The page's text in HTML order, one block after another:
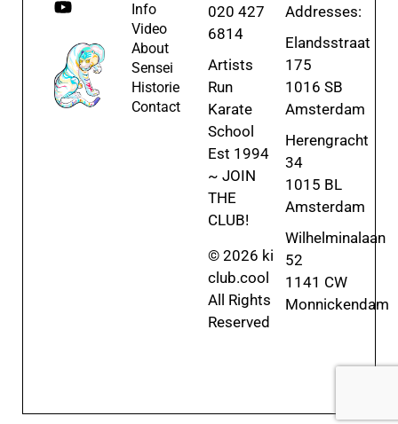
Info
Video
About
Sensei
Historie
Contact
020 427
6814
Artists
Run
Karate
School
Est 1994
~ JOIN
THE
CLUB!
© 2026 ki
club.cool
All Rights
Reserved
Addresses:
Elandsstraat
175
1016 SB
Amsterdam
Herengracht
34
1015 BL
Amsterdam
Wilhelminalaan
52
1141 CW
Monnickendam